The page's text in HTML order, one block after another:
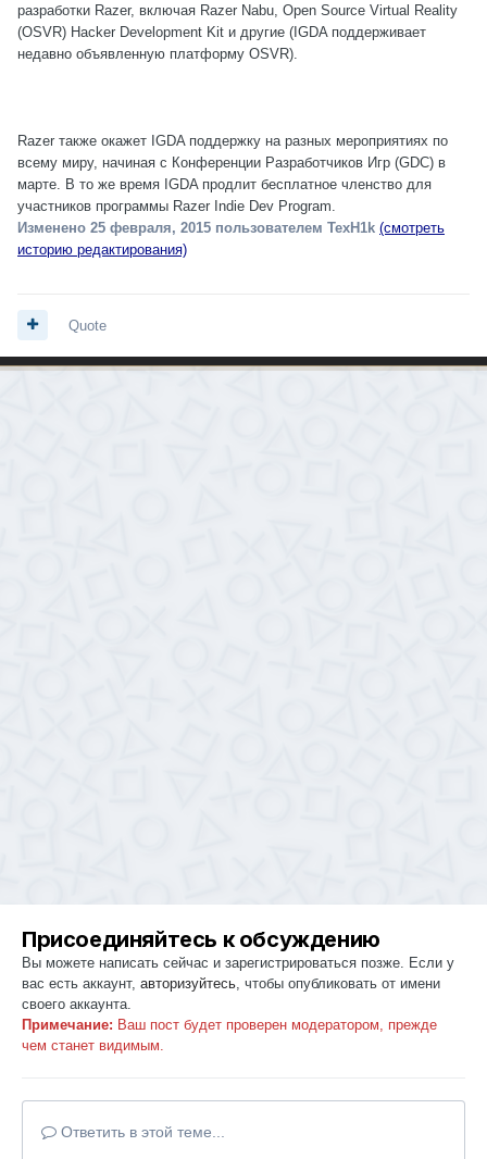
разработки Razer, включая Razer Nabu, Open Source Virtual Reality
(OSVR) Hacker Development Kit и другие (IGDA поддерживает
недавно объявленную платформу OSVR).
Razer также окажет IGDA поддержку на разных мероприятиях по
всему миру, начиная с Конференции Разработчиков Игр (GDC) в
марте. В то же время IGDA продлит бесплатное членство для
участников программы Razer Indie Dev Program.
Изменено 25 февраля, 2015 пользователем TexH1k (смотреть
историю редактирования)
Quote
Присоединяйтесь к обсуждению
Вы можете написать сейчас и зарегистрироваться позже. Если у
вас есть аккаунт, авторизуйтесь , чтобы опубликовать от имени
своего аккаунта.
Примечание: Ваш пост будет проверен модератором, прежде
чем станет видимым.
Ответить в этой теме...